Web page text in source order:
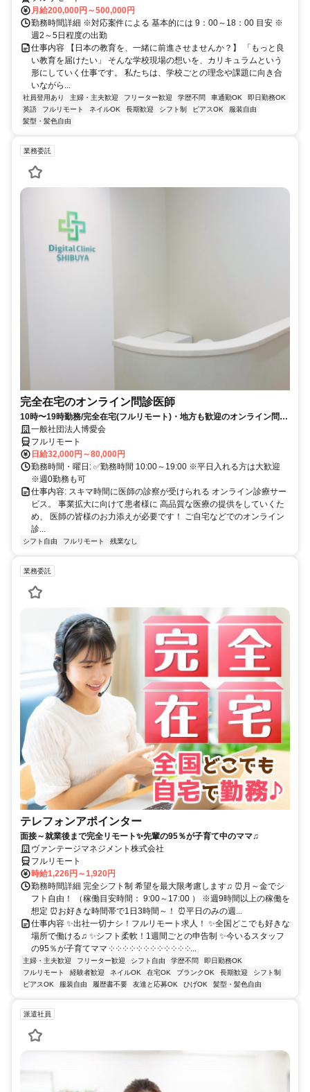
月給200,000円～500,000円
勤務時間詳細 ※対応案件による 基本的には 9：00～18：00 目安 ※
週2～5日程度の出勤
仕事内容 【日本の教育を、一緒に前進させませんか？】 「もっと良
い教育を届けたい」 そんな学校現場の想いを、カリキュラムという
形にしていく仕事です。 私たちは、学校ごとの理念や課題に向き合
いながら...
社員登用あり 主婦・主夫歓迎 フリーター歓迎 学歴不問 車通勤OK
即日勤務OK
英語
フルリモート ネイルOK 長期歓迎 シフト制 ピアスOK
服装自由
髪型・髪色自由
業務委託
完全在宅のオンライン問診医師
10時〜19時勤務/完全在宅(フルリモート)・地方も歓迎のオンライン問診
業務一般社団法人博愛会
フルリモート
日給32,000円～80,000円
勤務時間・曜日: ✅勤務時間 10:00～19:00 ※平日入れる方は大歓迎
※週0勤務も可
仕事内容: スキマ時間に医師の診察が受けられる オンライン診療サー
ビス。 事業拡大に向けて患者様に 高品質な医療の提供をしていくた
め、 医師の皆様のお力添えが必要です！ ご自宅などでのオンライン
診...
シフト自由 フルリモート 残業なし
業務委託
テレフォンアポインター
面接～就業後まで完全リモート✨先輩の95％が子育て中のママ♫
ヴァンテージマネジメント株式会社
フルリモート
時給1,226円～1,920円
勤務時間詳細 完全シフト制 希望を最大限考慮します♫ ⏰月～金でシ
フト自由！ （稼働目安時間： 9:00～17:00 ） ※週9時間以上の稼働を
想定 ⏰お好きな時間帯で1日3時間～！ ⏰平日のみの週...
仕事内容 ✨出社一切ナシ！フルリモート求人！ ✨全国どこでも好きな
場所で働ける♫ ✨シフト柔軟！1週間ごとの申告制 ✨今いるスタッフ
の95％が子育てママ ༶ ༶ ༶ ༶ ༶ ༶ ༶ ༶ ༶ ༶ ༶ ༶...
主婦・主夫歓迎 フリーター歓迎 シフト自由 学歴不問
即日勤務OK
フルリモート
経験者歓迎 ネイルOK 在宅OK ブランクOK 長期歓迎
シフト制
ピアスOK
服装自由 履歴書不要 友達と応募OK ひげOK 髪型・髪色自由
派遣社員